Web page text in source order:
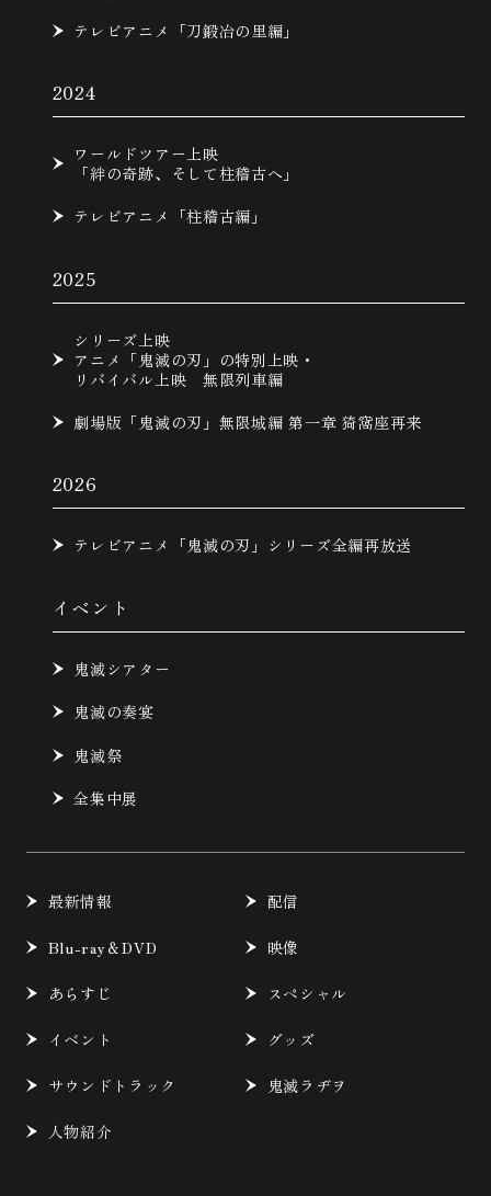
テレビアニメ「刀鍛冶の里編」
2024
ワールドツアー上映
「絆の奇跡、そして柱稽古へ」
テレビアニメ「柱稽古編」
2025
シリーズ上映
アニメ「鬼滅の刃」の特別上映・
リバイバル上映 無限列車編
劇場版「鬼滅の刃」無限城編 第一章 猗窩座再来
2026
テレビアニメ「鬼滅の刃」シリーズ全編再放送
イベント
鬼滅シアター
鬼滅の奏宴
鬼滅祭
全集中展
最新情報 配信
Blu-ray＆DVD 映像
あらすじ スペシャル
イベント グッズ
サウンドトラック 鬼滅ラヂヲ
人物紹介